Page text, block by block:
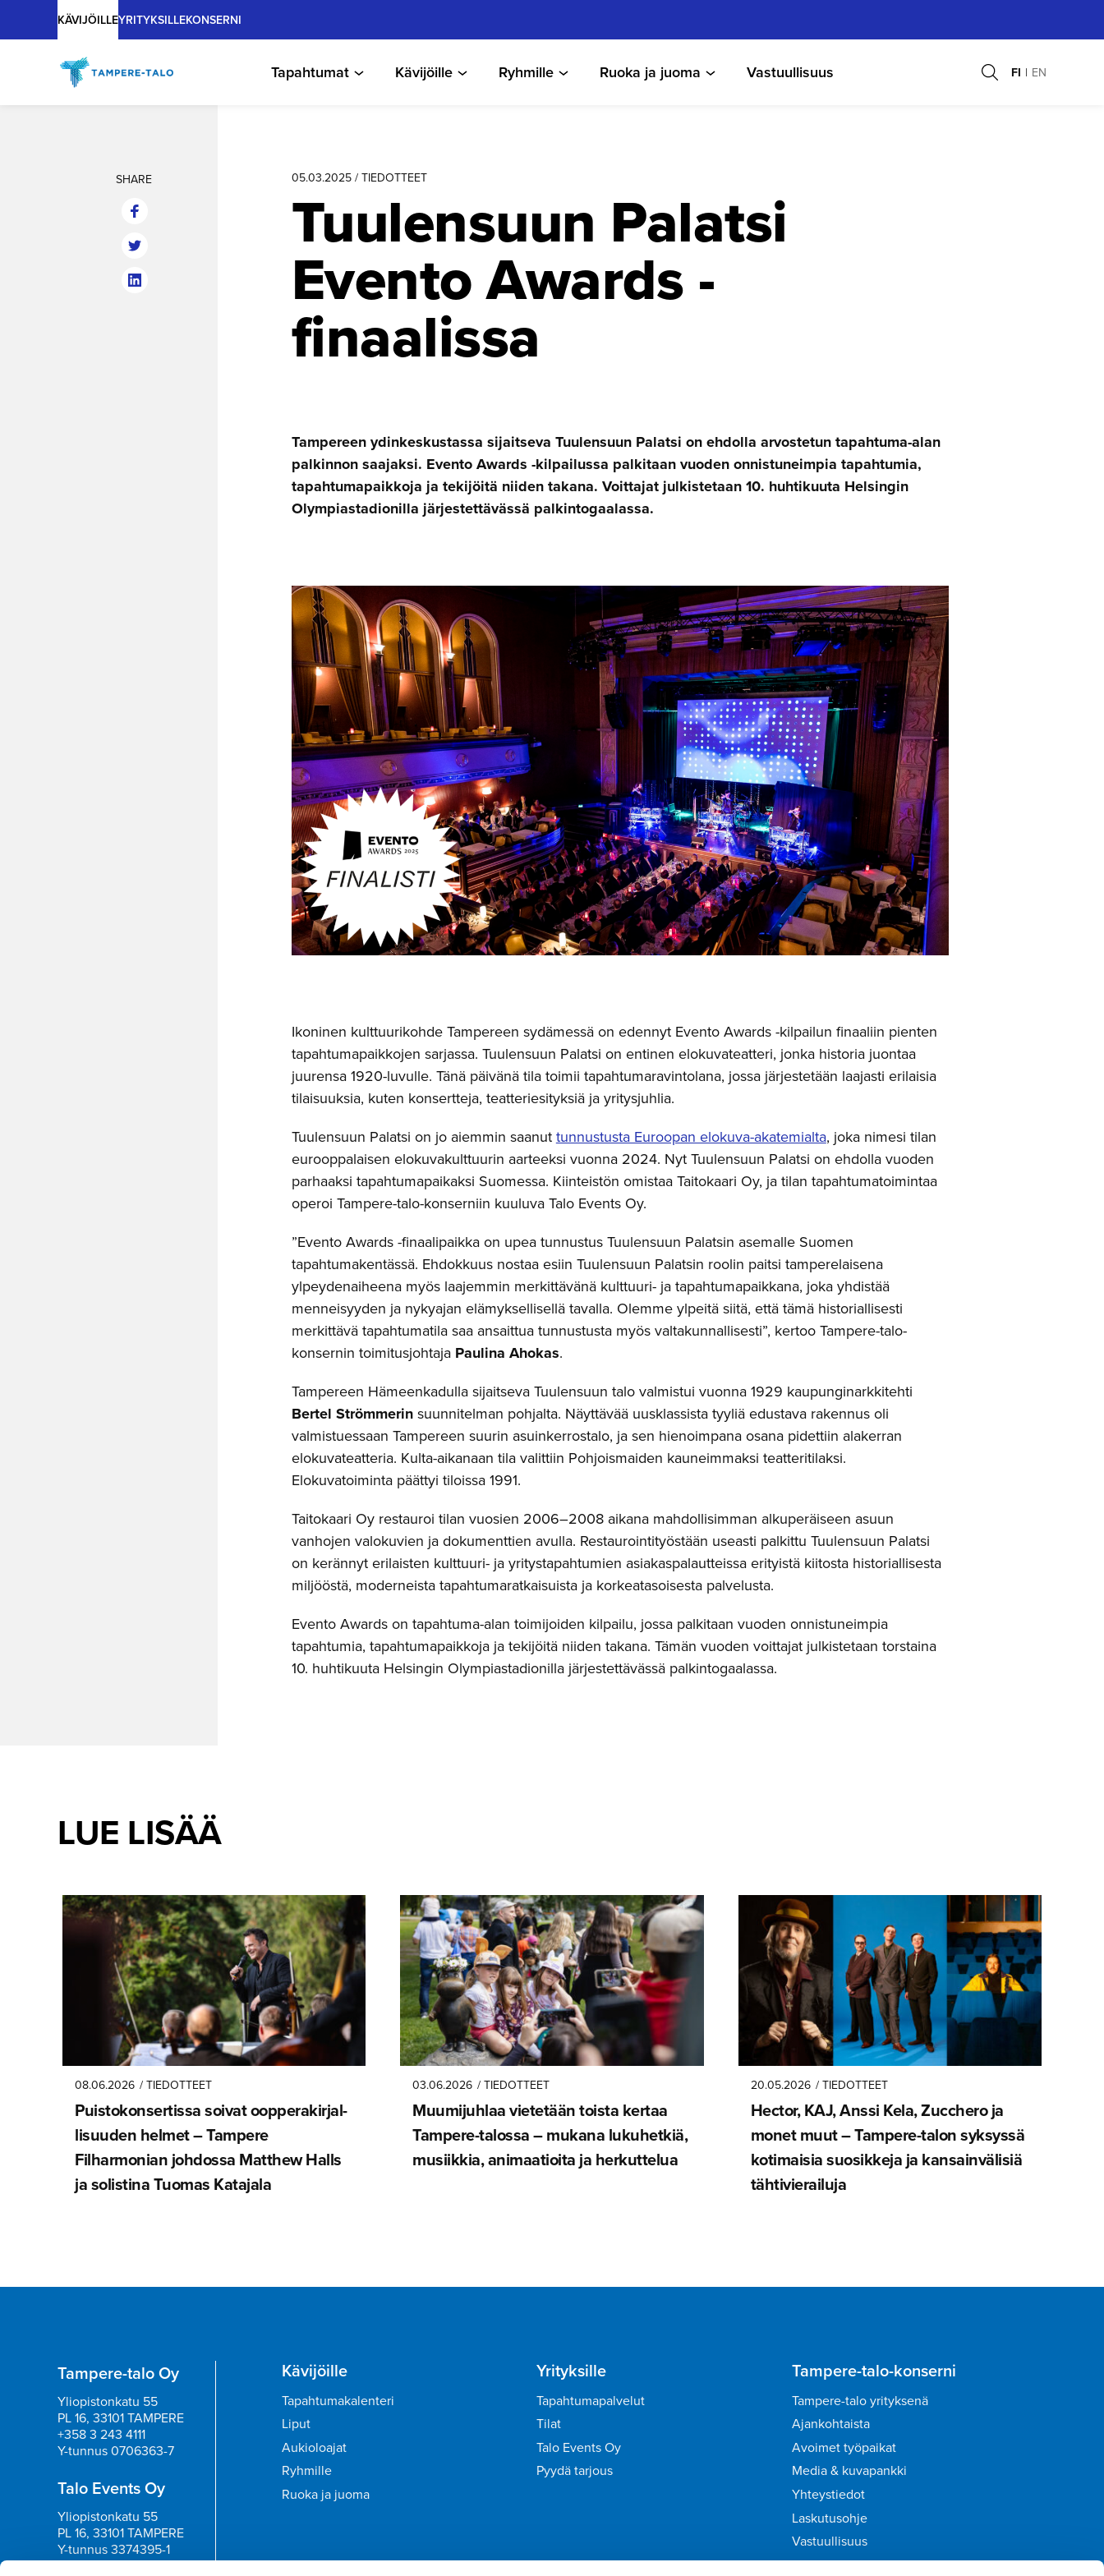
Main
KÄVIJÖILLE
Tapahtumat Kävijöille Ryhmille Ruoka ja juoma Vastuullisuus
YRITYKSILLEKONSERNI
FI EN
SHARE 05.03.2025 / TIEDOTTEET
Tuulensuun Palatsi
Evento Awards -
finaalissa
Tampereen ydinkeskustassa sijaitseva Tuulensuun Palatsi on ehdolla arvostetun tapahtuma-alan
palkinnon saajaksi. Evento Awards -kilpailussa palkitaan vuoden onnistuneimpia tapahtumia,
tapahtumapaikkoja ja tekijöitä niiden takana. Voittajat julkistetaan 10. huhtikuuta Helsingin
Olympiastadionilla järjestettävässä palkintogaalassa.
Ikoninen kulttuurikohde Tampereen sydämessä on edennyt Evento Awards -kilpailun finaaliin pienten
tapahtumapaikkojen sarjassa. Tuulensuun Palatsi on entinen elokuvateatteri, jonka historia juontaa
juurensa 1920-luvulle. Tänä päivänä tila toimii tapahtumaravintolana, jossa järjestetään laajasti erilaisia
tilaisuuksia, kuten konsertteja, teatteriesityksiä ja yritysjuhlia.
Tuulensuun Palatsi on jo aiemmin saanuttunnustusta Euroopan elokuva-akatemialta, joka nimesi tilan
eurooppalaisen elokuvakulttuurin aarteeksi vuonna 2024. Nyt Tuulensuun Palatsi on ehdolla vuoden
parhaaksi tapahtumapaikaksi Suomessa. Kiinteistön omistaa Taitokaari Oy, ja tilan tapahtumatoimintaa
operoi Tampere-talo-konserniin kuuluva Talo Events Oy.
”Evento Awards -finaalipaikka on upea tunnustus Tuulensuun Palatsin asemalle Suomen
tapahtumakentässä. Ehdokkuus nostaa esiin Tuulensuun Palatsin roolin paitsi tamperelaisena
ylpeydenaiheena myös laajemmin merkittävänä kulttuuri- ja tapahtumapaikkana, joka yhdistää
menneisyyden ja nykyajan elämyksellisellä tavalla. Olemme ylpeitä siitä, että tämä historiallisesti
merkittävä tapahtumatila saa ansaittua tunnustusta myös valtakunnallisesti”, kertoo Tampere-talo-
konsernin toimitusjohtaja Paulina Ahokas.
Tampereen Hämeenkadulla sijaitseva Tuulensuun talo valmistui vuonna 1929 kaupunginarkkitehti
Bertel Strömmerinsuunnitelman pohjalta. Näyttävää uusklassista tyyliä edustava rakennus oli
valmistuessaan Tampereen suurin asuinkerrostalo, ja sen hienoimpana osana pidettiin alakerran
elokuvateatteria. Kulta-aikanaan tila valittiin Pohjoismaiden kauneimmaksi teatteritilaksi.
Elokuvatoiminta päättyi tiloissa 1991.
Taitokaari Oy restauroi tilan vuosien 2006–2008 aikana mahdollisimman alkuperäiseen asuun
vanhojen valokuvien ja dokumenttien avulla. Restaurointityöstään useasti palkittu Tuulensuun Palatsi
on kerännyt erilaisten kulttuuri- ja yritystapahtumien asiakaspalautteissa erityistä kiitosta historiallisesta
miljööstä, moderneista tapahtumaratkaisuista ja korkeatasoisesta palvelusta.
Evento Awards on tapahtuma-alan toimijoiden kilpailu, jossa palkitaan vuoden onnistuneimpia
tapahtumia, tapahtumapaikkoja ja tekijöitä niiden takana. Tämän vuoden voittajat julkistetaan torstaina
10. huhtikuuta Helsingin Olympiastadionilla järjestettävässä palkintogaalassa.
LUE LISÄÄ
08.06.2026 / TIEDOTTEET
Puistokon­ser­tissa soivat oopperakir­jal­
li­suuden helmet – Tampere
Filharmonian johdossa Matthew Halls
ja solistina Tuomas Katajala
03.06.2026 / TIEDOTTEET
Muumijuhlaa vietetään toista kertaa
Tampere-ta­lossa – mukana lukuhetkiä,
musiikkia, animaatioita ja herkuttelua
20.05.2026 / TIEDOTTEET
Hector, KAJ, Anssi Kela, Zucchero ja
monet muut – Tampere-talon syksyssä
kotimaisia suosikkeja ja kansainvä­lisiä
tähtivie­railuja
Tampere-talo Oy
Yliopistonkatu 55
PL 16, 33101 TAMPERE
+358 3 243 4111
Y-tunnus 0706363-7
Talo Events Oy
Yliopistonkatu 55
PL 16, 33101 TAMPERE
Y-tunnus 3374395-1
Kävijöille
Tapahtumakalenteri
Liput
Aukioloajat
Ryhmille
Ruoka ja juoma
Yrityksille
Tapahtumapalvelut
Tilat
Talo Events Oy
Pyydä tarjous
Tampere-talo-konserni
Tampere-talo yrityksenä
Ajankohtaista
Avoimet työpaikat
Media & kuvapankki
Yhteystiedot
Laskutusohje
Vastuullisuus